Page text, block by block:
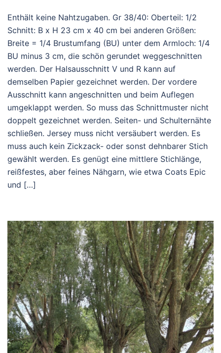
Enthält keine Nahtzugaben. Gr 38/40: Oberteil: 1/2
Schnitt: B x H 23 cm x 40 cm bei anderen Größen:
Breite = 1/4 Brustumfang (BU) unter dem Armloch: 1/4
BU minus 3 cm, die schön gerundet weggeschnitten
werden. Der Halsausschnitt V und R kann auf
demselben Papier gezeichnet werden. Der vordere
Ausschnitt kann angeschnitten und beim Auflegen
umgeklappt werden. So muss das Schnittmuster nicht
doppelt gezeichnet werden. Seiten- und Schulternähte
schließen. Jersey muss nicht versäubert werden. Es
muss auch kein Zickzack- oder sonst dehnbarer Stich
gewählt werden. Es genügt eine mittlere Stichlänge,
reißfestes, aber feines Nähgarn, wie etwa Coats Epic
und […]